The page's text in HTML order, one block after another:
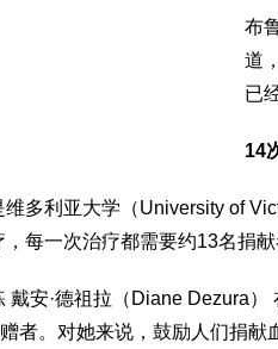
布
道
已
14
多利亚大学（University of
每一次治疗都需要约13名捐献
戴安·德祖拉（Diane Dezura
者。对她来说，鼓励人们捐献